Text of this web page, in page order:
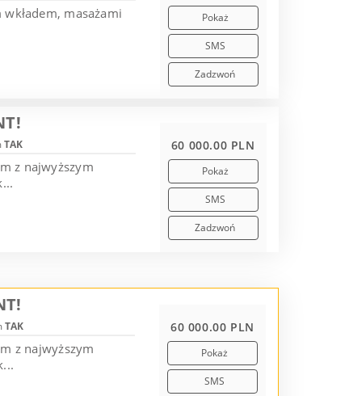
masażami
Pokaż
SMS
Zadzwoń
TAK
z najwyższym
60 000.00 PLN
Pokaż
SMS
Zadzwoń
TAK
z najwyższym
60 000.00 PLN
Pokaż
SMS